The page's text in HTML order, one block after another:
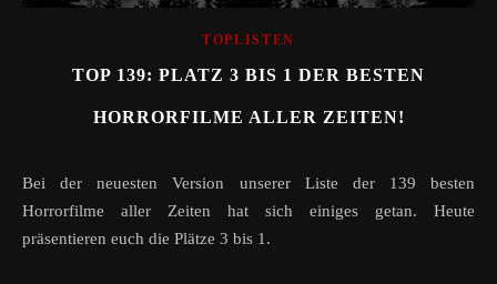
TOPLISTEN
TOP 139: PLATZ 3 BIS 1 DER BESTEN
HORRORFILME ALLER ZEITEN!
Bei der neuesten Version unserer Liste der 139 besten
Horrorfilme aller Zeiten hat sich einiges getan. Heute
präsentieren euch die Plätze 3 bis 1.